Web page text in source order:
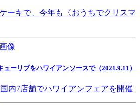
ーキで、今年も〈おうちでクリスマ
ーリブをハワイアンソースで（2021.9.11）
内7店舗でハワイアンフェアを開催